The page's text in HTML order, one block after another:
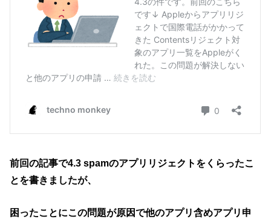
前回の記事で4.3 spamのアプリリジェクトをくらったこ
とを書きましたが、
困ったことにこの問題が原因で他のアプリ含めアプリ申